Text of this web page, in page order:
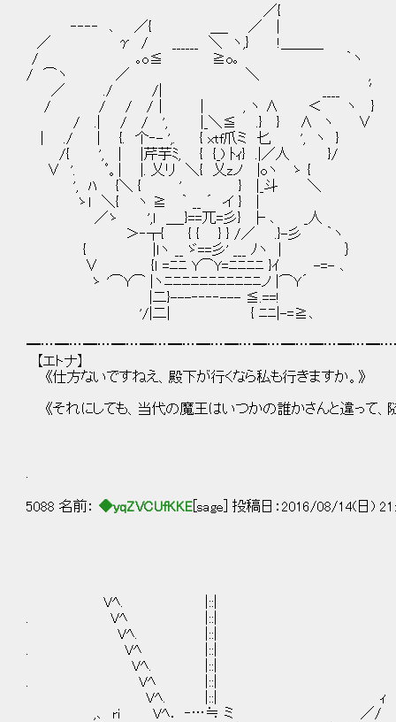
／{
‐‐‐‐ ､ ／{ ＿_ ／ |
／ γ / ______ ＼ ヽ,} !＿＿＿
/ ｡o≦ ≧o｡ ｀ヽ
/ ⌒ヽ ／ ＼ ,
／ ./ /| ____ ′
/ / / /｜ | , ヽ ∧ ＜ ヽ }
/ .| / / ', |_＼≦ .} } ∧ ヽ ∨
| ./ | {. 个‐- ',. { xtf爪ミ 匕 ', ヽ }
/{ ', | |芹芋ﾐ, { {_) ﾄｨ} .|／人 }/
∨ '. ﾟ。| |. 乂リ ＼{ 乂zノ |oヽ ゝ {
', ﾊ {＼ { ' } |_斗 ＼
ゝｌ ＼{ ヽ ≧ ｀ __ ´ イ } |
／ゝ ',ｌ ＿_}==兀=彡} ├ ､ _人
＞‐┬{ { { } } /／ .}-彡 ｀ヽ
{ |ｌヽ __ ゞ==彡' ___ ﾉヽ | ｝
∨ {ｌ =ﾆﾆ Y⌒Y=ﾆﾆﾆﾆ }ｲ -=- ､
ゝ '⌒Y⌒ |ヽﾆﾆﾆﾆﾆﾆﾆﾆﾆﾆﾆノ |⌒Y´
|二}---‐‐‐‐--- ≦.==!
'/|二| { ﾆﾆ|-=≧､
【エトナ】
《仕方ないですねえ、殿下が行くなら私も行きますか。》
《それにしても、当代の魔王はいつかの誰かさんと違って、
5088 名前： ◆yqZVCUfKKE [sage] 投稿日：2016/08/14(日)
Vﾍ. |::|
. Vﾍ |::|
Vﾍ. |::|
. Vﾍ |::|
Vﾍ. |::|
. Vﾍ |::|
Vﾍ. |::| ｨ
,､ ri Vﾍ． ‐…≒ ミ ／/